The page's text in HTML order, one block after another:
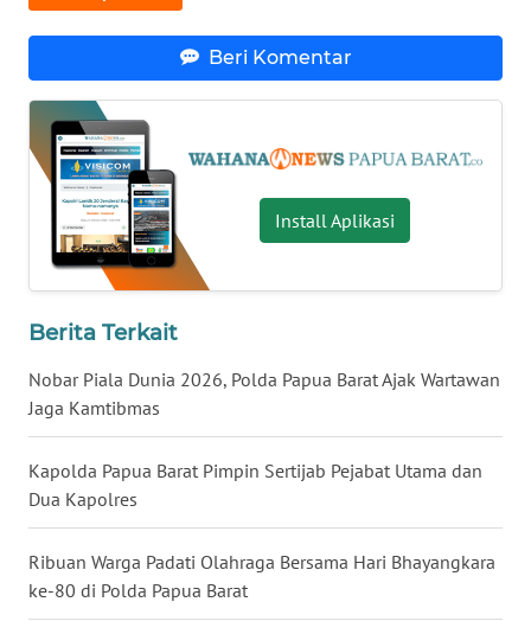
Beri Komentar
Install Aplikasi
Berita Terkait
Nobar Piala Dunia 2026, Polda Papua Barat Ajak Wartawan
Jaga Kamtibmas
Kapolda Papua Barat Pimpin Sertijab Pejabat Utama dan
Dua Kapolres
Ribuan Warga Padati Olahraga Bersama Hari Bhayangkara
ke-80 di Polda Papua Barat
WN
JOGJA
WN
JATIM
BALI
WN
KALBAR
KALTENG
WN
KALTARA